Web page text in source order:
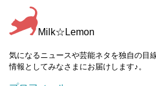
Milk☆Lemon
気になるニュースや芸能ネタを独自の目
情報としてみなさまにお届けします♪。